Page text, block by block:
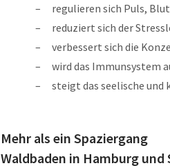
regulieren sich Puls,
reduziert sich der
verbessert sich die
wird das Immunsystem
steigt das seelische
Mehr als ein Spaziergang
Waldbaden in Hamburg